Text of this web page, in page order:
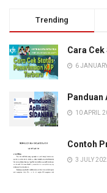
Trending
Cara
6
Panduan
10 APRIL
Contoh
3 JULY